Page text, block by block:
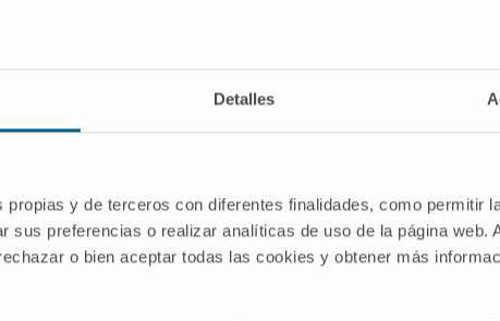
Detalles
propias y de terceros con diferentes finalidades, como permitir
sus preferencias o realizar analíticas de uso de la página web.
o bien aceptar todas las cookies y obtener más
et assistancielle, Universidad CEU
Jiménez Díaz, 2018 – à ce jour.
de chirurgie, Faculté de médecine,